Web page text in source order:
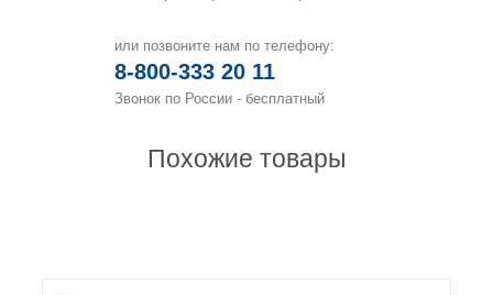
или позвоните нам по телефону:
8-800-333 20 11
Звонок по России - бесплатный
Похожие товары